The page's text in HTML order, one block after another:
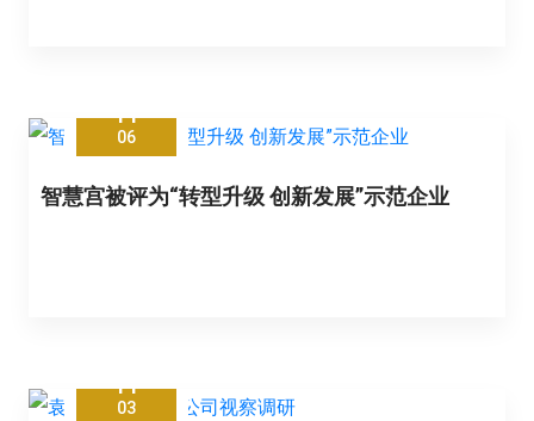
11
06
智慧宫被评为“转型升级 创新发展”示范企业
11
03